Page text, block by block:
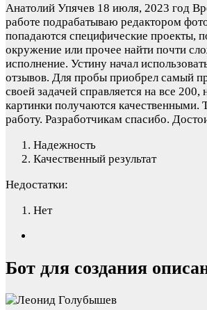
Анатолий Упячев 18 июля, 2023 год
работе подрабатываю редактором
попадаются специфические проекты,
окружение или прочее найти почти
исполнение. Устину начал
отзывов. Для пробы приобрел самый
своей задачей справляется на все
картинки получаются качественными.
работу. Разработчикам спасибо.
Надежность
Качественный результат
Недостатки:
Нет
Бот для создания